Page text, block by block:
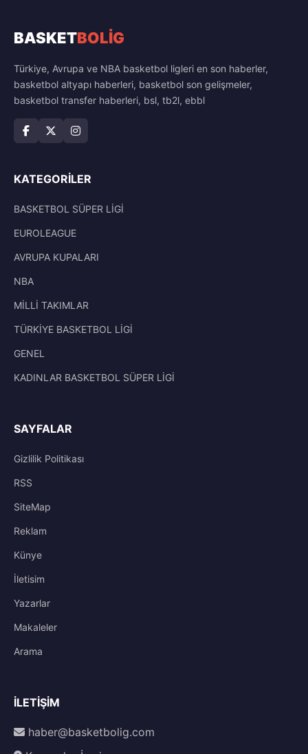
BASKETBOLİG
Türkiye, Avrupa ve NBA basketbol ligleri en son haberler,
basketbol altyapı haberleri, basketbol son gelişmeler,
basketbol transfer haberleri, bsl, tb2l, ebbl
KATEGORILER
BASKETBOL SÜPER LİGİ
EUROLEAGUE
AVRUPA KUPALARI
NBA
MİLLİ TAKIMLAR
TÜRKİYE BASKETBOL LİGİ
GENEL
KADINLAR BASKETBOL SÜPER LİGİ
SAYFALAR
Gizlilik Politikası
RSS
SiteMap
Reklam
Künye
İletisim
Yazarlar
Makaleler
Arama
İLETIŞIM
haber@basketbolig.com